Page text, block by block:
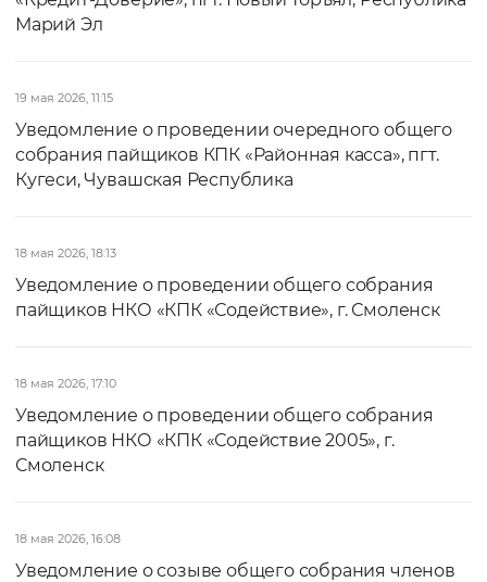
Марий Эл
19 мая 2026, 11:15
Уведомление о проведении очередного общего
собрания пайщиков КПК «Районная касса», пгт.
Кугеси, Чувашская Республика
18 мая 2026, 18:13
Уведомление о проведении общего собрания
пайщиков НКО «КПК «Содействие», г. Смоленск
18 мая 2026, 17:10
Уведомление о проведении общего собрания
пайщиков НКО «КПК «Содействие 2005», г.
Смоленск
18 мая 2026, 16:08
Уведомление о созыве общего собрания членов